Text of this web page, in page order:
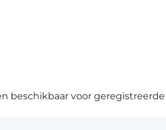
beschikbaar voor